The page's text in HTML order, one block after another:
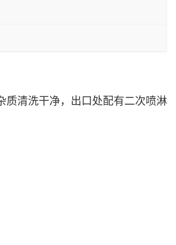
质清洗干净，出口处配有二次喷淋